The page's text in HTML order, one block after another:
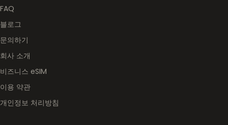
FAQ
블로그
문의하기
회사 소개
비즈니스 eSIM
이용 약관
개인정보 처리방침